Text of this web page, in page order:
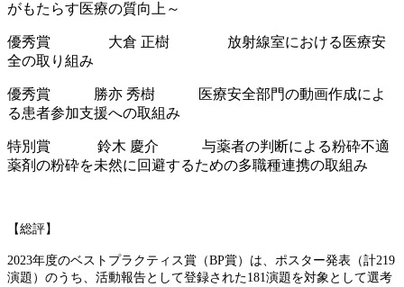
がもたらす医療の質向上～
優秀賞 大倉 正樹 放射線室における医療安
全の取り組み
優秀賞 勝亦 秀樹 医療安全部門の動画作成によ
る患者参加支援への取組み
特別賞 鈴木 慶介 与薬者の判断による粉砕不適
薬剤の粉砕を未然に回避するための多職種連携の取組み
【総評】
2023年度のベストプラクティス賞（BP賞）は、ポスター発表（計219
演題）のうち、活動報告として登録された181演題を対象として選考